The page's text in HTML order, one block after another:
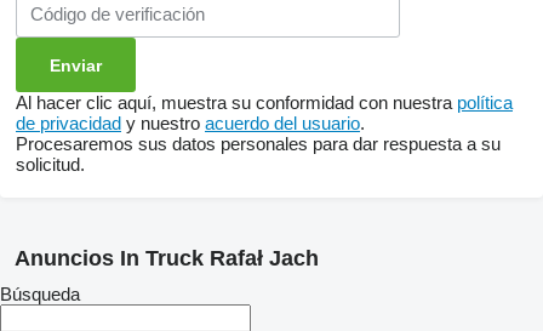
Al hacer clic aquí, muestra su conformidad con nuestra política
de privacidad y nuestro acuerdo del usuario.
Procesaremos sus datos personales para dar respuesta a su
solicitud.
Anuncios In Truck Rafał Jach
Búsqueda